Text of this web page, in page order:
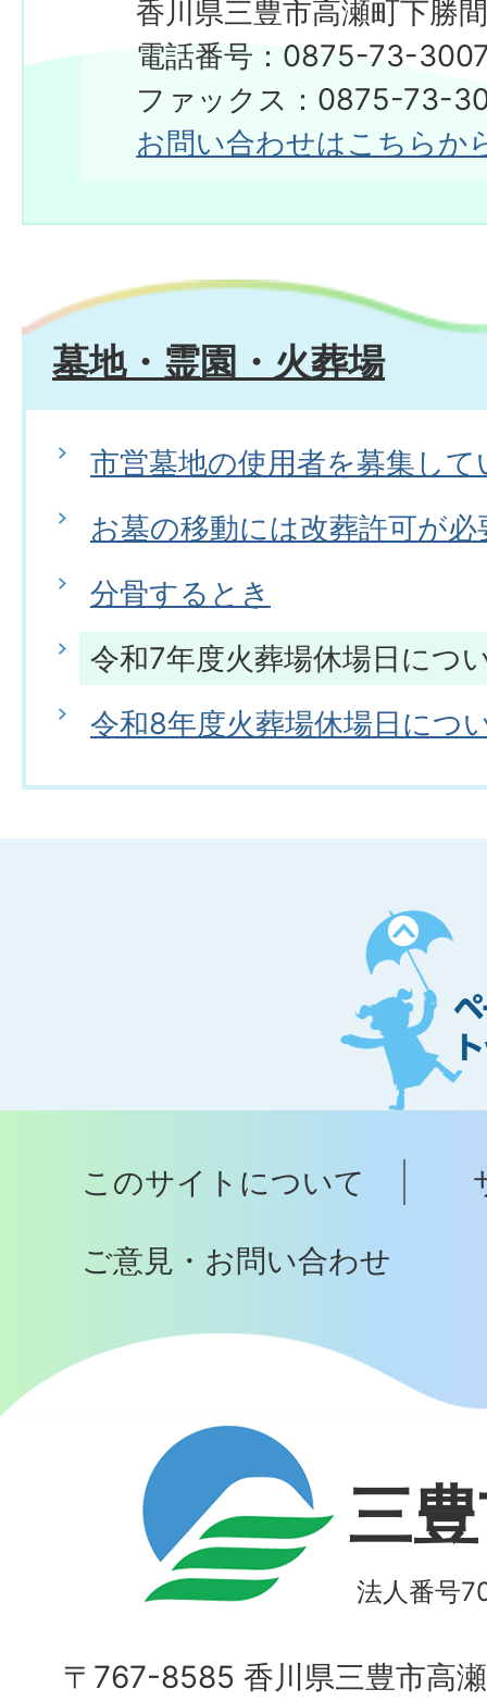
香川県三豊市高瀬町下勝
電話番号：0875-73-
ファックス：0875-73-
お問い合わせはこちらか
墓地・霊園・火葬場
市営墓地の使用者を募集して
お墓の移動には改葬許可が必
分骨するとき
令和7年度火葬場休場日につ
令和8年度火葬場休場日につ
ペ
ー
ジ
ト
ッ
へ
このサイトについて
ご意見・お問い合わせ
三
法人番号
〒767-8585 香川県三豊市高